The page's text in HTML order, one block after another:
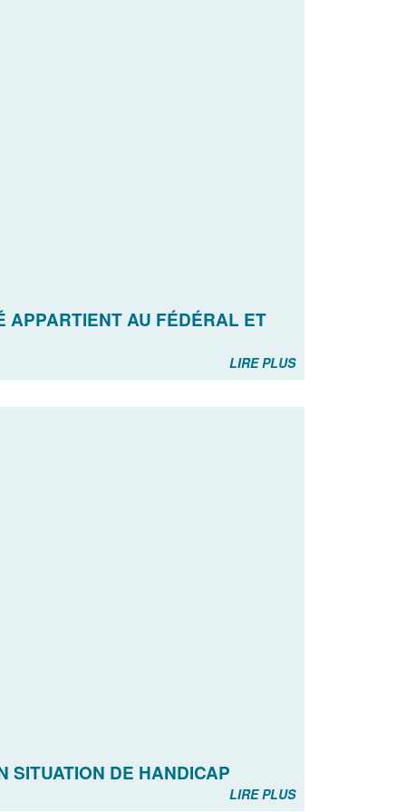
APPARTIENT AU FÉDÉRAL ET
LIRE PLUS
SITUATION DE HANDICAP
LIRE PLUS